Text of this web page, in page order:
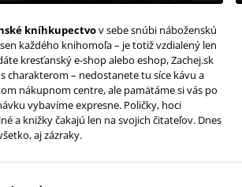
kníhkupectvov sebe snúbi náboženskú
každého knihomoľa – je totiž vzdialený len
kresťanský e-shop alebo eshop, Zachej.sk
charakterom – nedostanete tu síce kávu a
nákupnom centre, ale pamätáme si vás po
vybavíme expresne. Poličky, hoci
a knižky čakajú len na svojich čitateľov. Dnes
aj zázraky.